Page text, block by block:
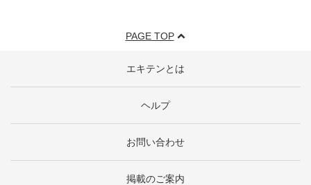
PAGE TOP
エキテンとは
ヘルプ
お問い合わせ
掲載のご案内